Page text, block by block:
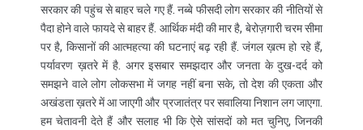
सरकार की पहुंच से बाहर चले गए हैं. नब्बे फीसदी लोग सरकार की नीतियों से
पैदा होने वाले फायदे से बाहर हैं. आर्थिक मंदी की मार है, बेरोज़गारी चरम सीमा
पर है, किसानों की आत्महत्या की घटनाएं बढ़ रही हैं. जंगल ख़त्म हो रहे हैं,
पर्यावरण ख़तरे में है. अगर इसबार समझदार और जनता के दुख-दर्द को
समझने वाले लोग लोकसभा में जगह नहीं बना सके, तो देश की एकता और
अखंडता ख़तरे में आ जाएगी और प्रजातंत्र पर सवालिया निशान लग जाएगा.
हम चेतावनी देते हैं और सलाह भी कि ऐसे सांसदों को मत चुनिए, जिनकी